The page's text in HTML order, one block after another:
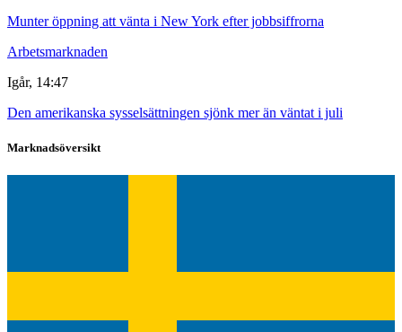
Munter öppning att vänta i New York efter jobbsiffrorna
Arbetsmarknaden
Igår, 14:47
Den amerikanska sysselsättningen sjönk mer än väntat i juli
Marknadsöversikt